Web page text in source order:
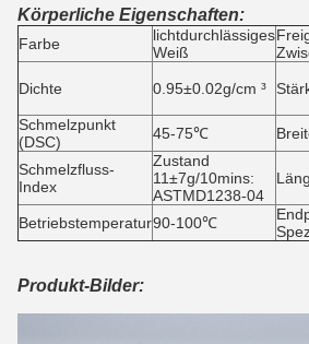
Körperliche Eigenschaften:
Farbe
lichtdurchlässiges
Weiß
Dichte 0.95±0.02g/cm ³
Schmelzpunkt
(DSC)
45-75℃
Schmelzfluss-
Index
Zustand
11±7g/10mins:
ASTMD1238-04
Betriebstemperatur90-100℃
Produkt-Bilder: